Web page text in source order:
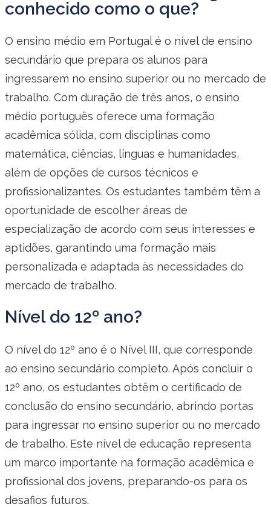
conhecido como o que?
O ensino médio em Portugal é o nível de ensino
secundário que prepara os alunos para
ingressarem no ensino superior ou no mercado de
trabalho. Com duração de três anos, o ensino
médio português oferece uma formação
acadêmica sólida, com disciplinas como
matemática, ciências, línguas e humanidades,
além de opções de cursos técnicos e
profissionalizantes. Os estudantes também têm a
oportunidade de escolher áreas de
especialização de acordo com seus interesses e
aptidões, garantindo uma formação mais
personalizada e adaptada às necessidades do
mercado de trabalho.
Nível do 12º ano?
O nível do 12º ano é o Nível III, que corresponde
ao ensino secundário completo. Após concluir o
12º ano, os estudantes obtêm o certificado de
conclusão do ensino secundário, abrindo portas
para ingressar no ensino superior ou no mercado
de trabalho. Este nível de educação representa
um marco importante na formação acadêmica e
profissional dos jovens, preparando-os para os
desafios futuros.